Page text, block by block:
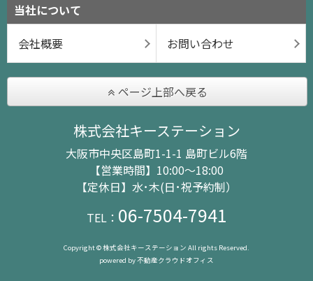
当社について
会社概要
お問い合わせ
ページ上部へ戻る
株式会社キーステーション
大阪市中央区島町1-1-1 島町ビル6階
【営業時間】10:00～18:00
【定休日】水･木(日･祝予約制）
TEL： 06-7504-7941
Copyright © 株式会社キーステーション All rights Reserved.
powered by 不動産クラウドオフィス